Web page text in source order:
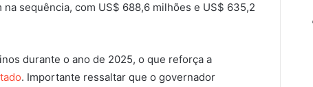
sequência, com US$ 688,6 milhões e US$ 635,2
durante o ano de 2025, o que reforça a
. Importante ressaltar que o governador